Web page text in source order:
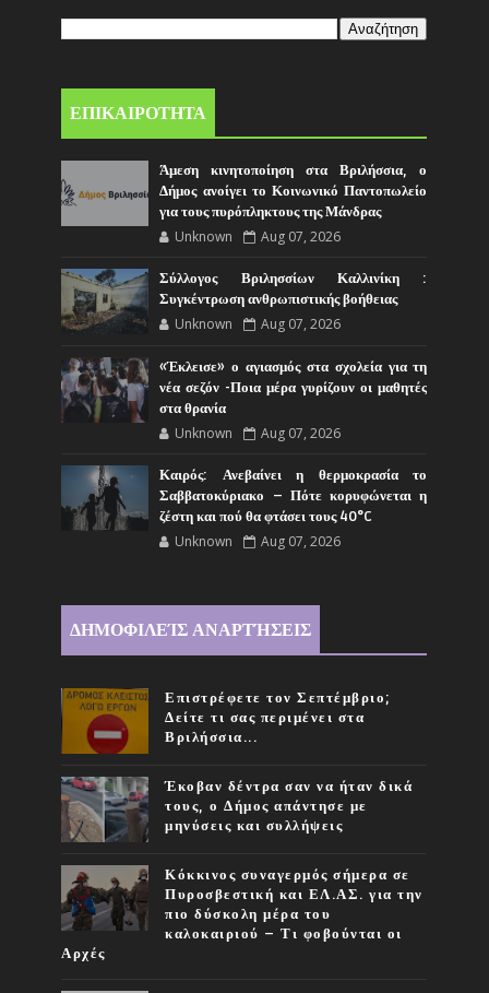
ΕΠΙΚΑΙΡΟΤΗΤΑ
Άμεση κινητοποίηση στα Βριλήσσια, ο
Δήμος ανοίγει το Κοινωνικό Παντοπωλείο
για τους πυρόπληκτους της Μάνδρας
Unknown Aug 07, 2026
Σύλλογος Βριλησσίων Καλλινίκη :
Συγκέντρωση ανθρωπιστικής βοήθειας
Unknown Aug 07, 2026
«Έκλεισε» ο αγιασμός στα σχολεία για τη
νέα σεζόν -Ποια μέρα γυρίζουν οι μαθητές
στα θρανία
Unknown Aug 07, 2026
Καιρός: Ανεβαίνει η θερμοκρασία το
Σαββατοκύριακο – Πότε κορυφώνεται η
ζέστη και πού θα φτάσει τους 40°C
Unknown Aug 07, 2026
ΔΗΜΟΦΙΛΕΊΣ ΑΝΑΡΤΉΣΕΙΣ
Επιστρέφετε τον Σεπτέμβριο;
Δείτε τι σας περιμένει στα
Βριλήσσια...
Έκοβαν δέντρα σαν να ήταν δικά
τους, ο Δήμος απάντησε με
μηνύσεις και συλλήψεις
Κόκκινος συναγερμός σήμερα σε
Πυροσβεστική και ΕΛ.ΑΣ. για την
πιο δύσκολη μέρα του
καλοκαιριού – Τι φοβούνται οι
Αρχές